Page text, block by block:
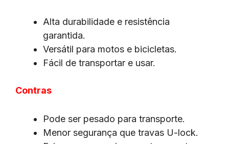
Alta durabilidade e resistência
garantida.
Versátil para motos e bicicletas.
Fácil de transportar e usar.
Contras
Pode ser pesado para transporte.
Menor segurança que travas U-lock.